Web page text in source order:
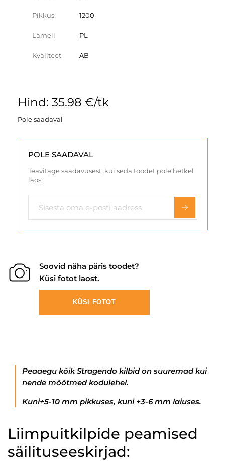
Pikkus 1200
Lamell PL
Kvaliteet AB
Hind: 35.98 €/tk
Pole saadaval
POLE SAADAVAL
Teavitage saadavusest, kui seda toodet pole hetkel
laos.
Soovid näha päris toodet?
Küsi fotot laost.
KÜSI FOTOT
Peaaegu kõik Stragendo kilbid on suuremad kui
nende mõõtmed kodulehel.
Kuni+5-10 mm pikkuses, kuni +3-6 mm laiuses.
Liimpuitkilpide peamised
säilituseeskirjad: